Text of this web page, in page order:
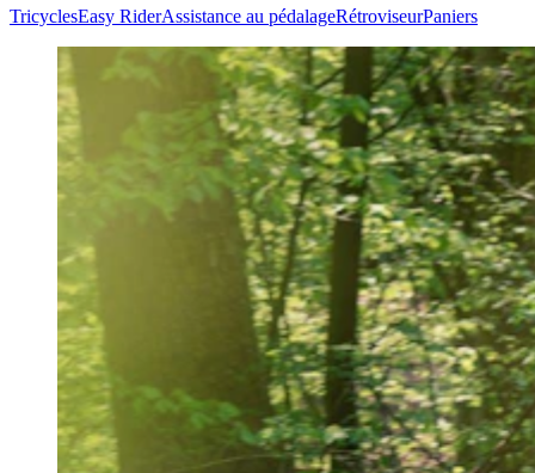
TricyclesEasy RiderAssistance au pédalageRétroviseurPaniers